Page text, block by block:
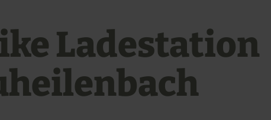
Ladestation